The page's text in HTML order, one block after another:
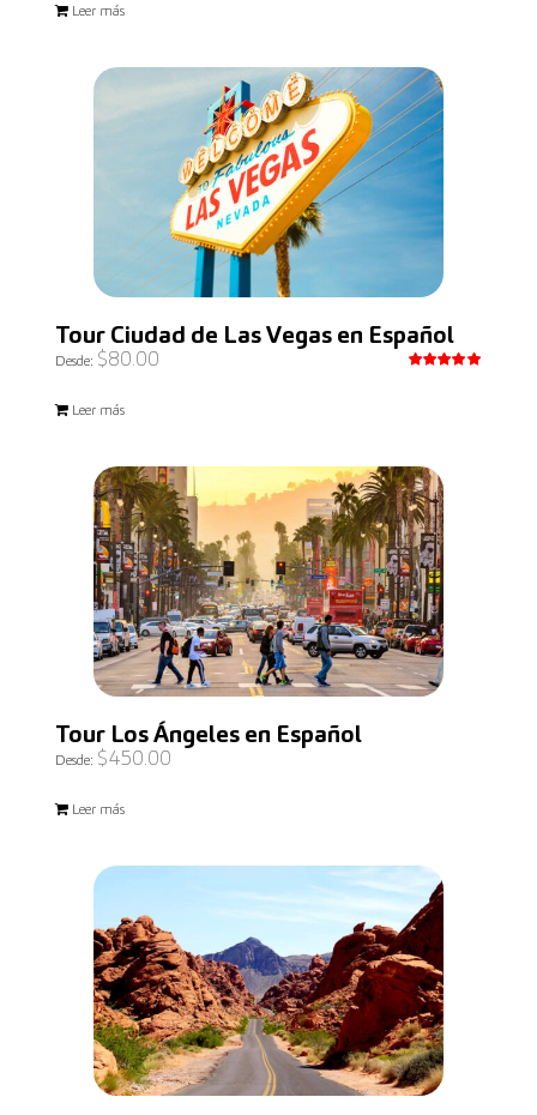
Leer más
Tour Ciudad de Las Vegas en Español
Desde: $80.00
Leer más
Tour Los Ángeles en Español
Desde: $450.00
Leer más